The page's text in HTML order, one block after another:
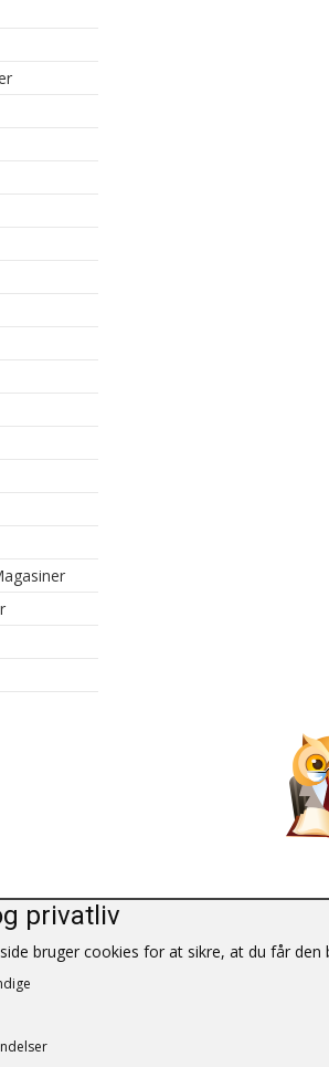
privatliv
bruger cookies for at sikre, at du får den